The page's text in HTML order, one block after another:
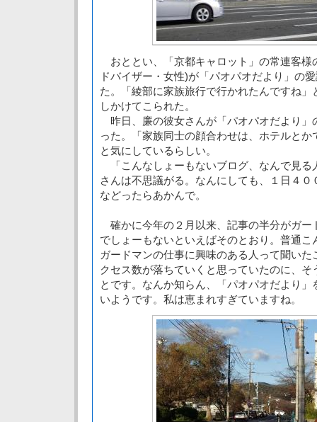
おととい、「京都キャロット」の常連客様
ドバイザー・女性)が「パオパオだより」の
た。「綾部に家族旅行で行かれたんですね
しかけてこられた。
昨日、廉の彼女さんが「パオパオだより」
った。「家族同士の顔合わせは、ホテルと
と気にしているらしい。
「こんなしょーもないブログ、なんで見る
さんは不思議がる。なんにしても、１日４
などったらあかんで。
確かに今年の２月以来、記事の半分がガー
でしょーもないといえばそのとおり。普通
ガードマンの仕事に興味のある人って聞い
クセス数が落ちていくと思っていたのに、
とです。なんか知らん、「パオパオだより
いようです。私は恵まれすぎていますね。